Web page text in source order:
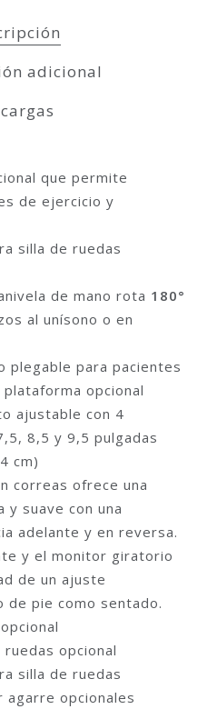
adicional
que permite
de ejercicio y
silla de ruedas
de mano rota 180°
al unísono o en
plegable para pacientes
opcional
ajustable con 4
8,5 y 9,5 pulgadas
cm)
correas ofrece una
y suave con una
adelante y en reversa.
y el monitor giratorio
de un ajuste
de pie como sentado.
ruedas opcional
silla de ruedas
agarre opcionales